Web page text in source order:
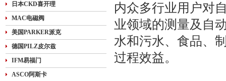
日本CKD喜开理
MAC电磁阀
美国PARKER派克
德国PILZ皮尔兹
IFM易福门
ASCO阿斯卡
内众多行业用户对
业领域的测量及自
水和污水、食品、
过程效益。